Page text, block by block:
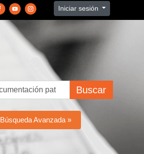
Iniciar sesión
Buscar
Búsqueda Avanzada »